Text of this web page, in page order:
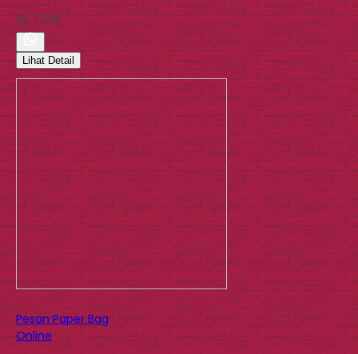
Rp 7.500
Lihat Detail
Pesan Paper Bag
Online